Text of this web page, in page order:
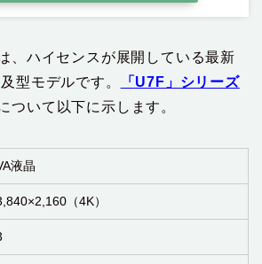
、ハイセンスが展開している最新
型モデルです。
「U7F」シリーズ
ついて以下に示します。
液晶
（4K）